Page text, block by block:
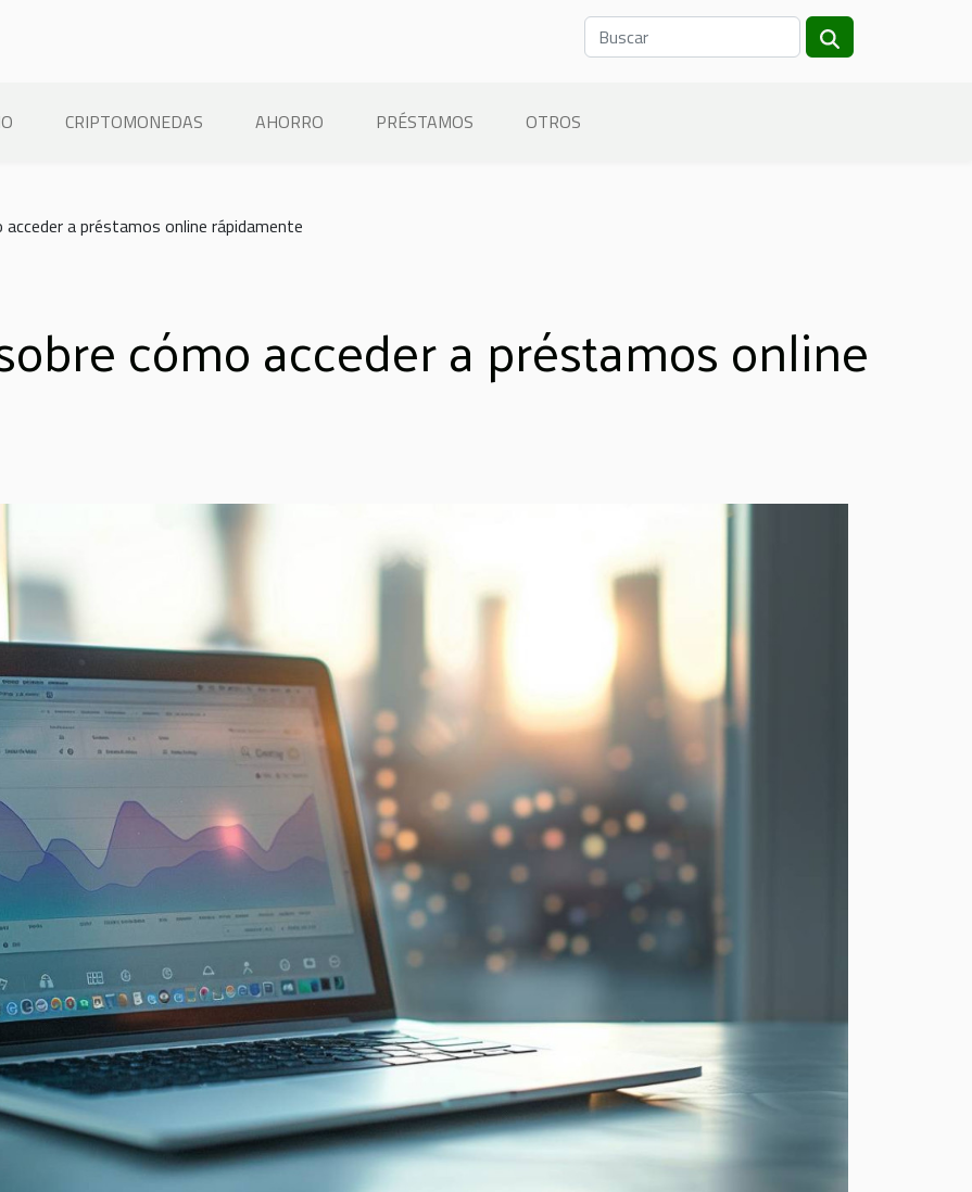
CRIPTOMONEDAS AHORRO PRÉSTAMOS OTROS
a préstamos online rápidamente
cómo acceder a préstamos online